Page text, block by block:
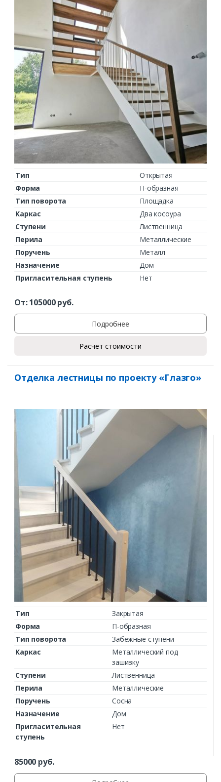
Тип
Открытая
Форма
П-образная
Тип поворота
Площадка
Каркас
Два косоура
Ступени
Лиственница
Перила
Металлические
Поручень
Металл
Назначение
Дом
Пригласительная ступень
Нет
От:105000руб.
Подробнее
Расчет стоимости
Отделка лестницы по проекту «Глазго»
Тип
Закрытая
Форма
П-образная
Тип поворота
Забежные ступени
Каркас
Металлический под
зашивку
Ступени
Лиственница
Перила
Металлические
Поручень
Сосна
Назначение
Дом
Пригласительная
ступень
Нет
85000 руб.